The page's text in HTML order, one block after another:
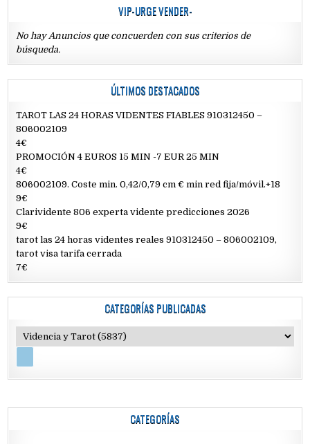
VIP-URGE VENDER-
No hay Anuncios que concuerden con sus criterios de
búsqueda.
ÚLTIMOS DESTACADOS
TAROT LAS 24 HORAS VIDENTES FIABLES 910312450 –
806002109
4€
PROMOCIÓN 4 EUROS 15 MIN -7 EUR 25 MIN
4€
806002109. Coste min. 0,42/0,79 cm € min red fija/móvil.+18
9€
Clarividente 806 experta vidente predicciones 2026
9€
tarot las 24 horas videntes reales 910312450 – 806002109,
tarot visa tarifa cerrada
7€
CATEGORÍAS PUBLICADAS
CATEGORÍAS